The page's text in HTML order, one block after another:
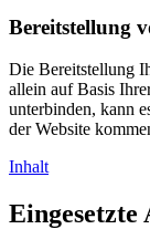
Bereitstellung
Die Bereitstellung
allein auf Basis
unterbinden, kann
der Website
Inhalt